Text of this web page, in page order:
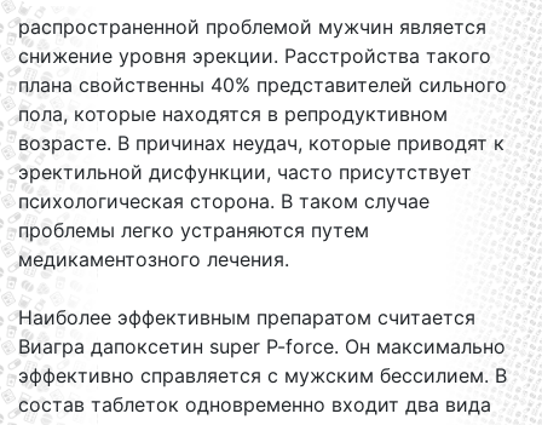
распространенной проблемой мужчин является
снижение уровня эрекции. Расстройства такого
плана свойственны 40% представителей сильного
пола, которые находятся в репродуктивном
возрасте. В причинах неудач, которые приводят к
эректильной дисфункции, часто присутствует
психологическая сторона. В таком случае
проблемы легко устраняются путем
медикаментозного лечения.
Наиболее эффективным препаратом считается
Виагра дапоксетин super P-force. Он максимально
эффективно справляется с мужским бессилием. В
состав таблеток одновременно входит два вида